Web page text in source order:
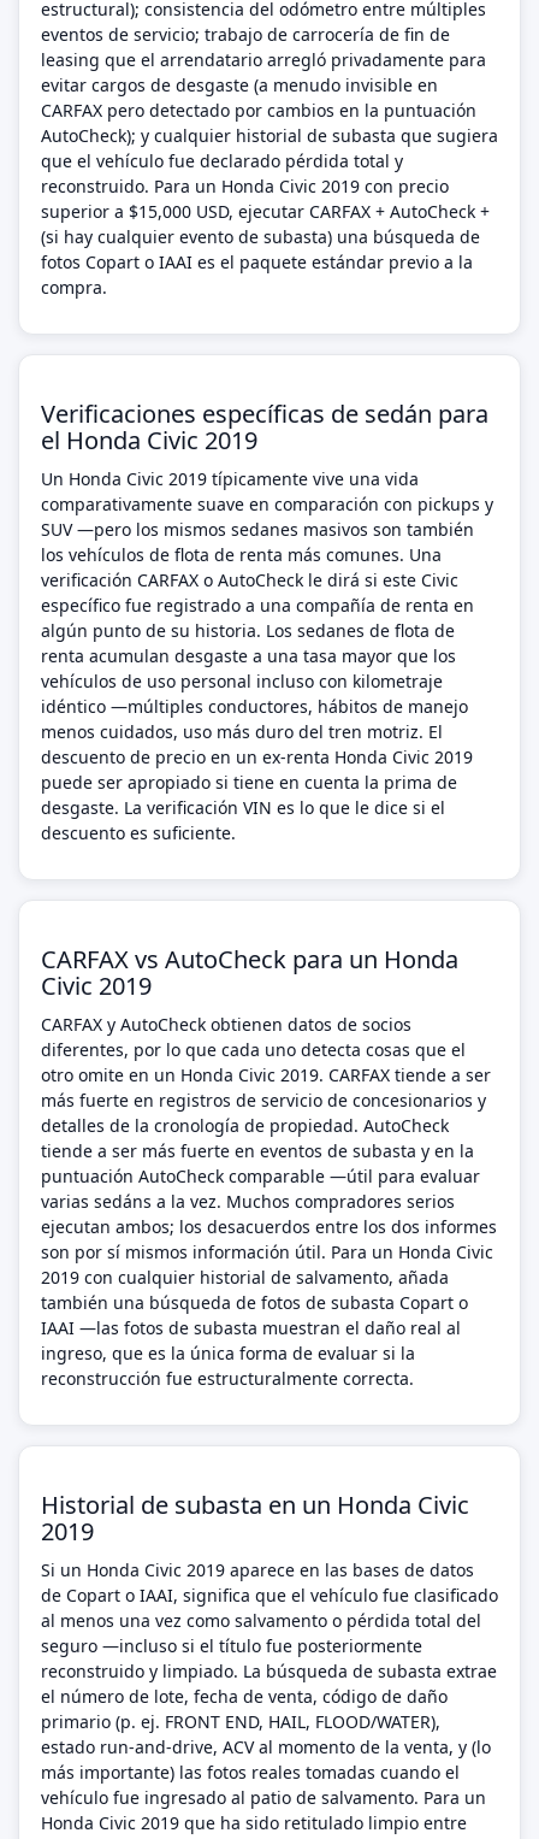
estructural); consistencia del odómetro entre múltiples
eventos de servicio; trabajo de carrocería de fin de
leasing que el arrendatario arregló privadamente para
evitar cargos de desgaste (a menudo invisible en
CARFAX pero detectado por cambios en la puntuación
AutoCheck); y cualquier historial de subasta que sugiera
que el vehículo fue declarado pérdida total y
reconstruido. Para un Honda Civic 2019 con precio
superior a $15,000 USD, ejecutar CARFAX + AutoCheck +
(si hay cualquier evento de subasta) una búsqueda de
fotos Copart o IAAI es el paquete estándar previo a la
compra.
Verificaciones específicas de sedán para
el Honda Civic 2019
Un Honda Civic 2019 típicamente vive una vida
comparativamente suave en comparación con pickups y
SUV —pero los mismos sedanes masivos son también
los vehículos de flota de renta más comunes. Una
verificación CARFAX o AutoCheck le dirá si este Civic
específico fue registrado a una compañía de renta en
algún punto de su historia. Los sedanes de flota de
renta acumulan desgaste a una tasa mayor que los
vehículos de uso personal incluso con kilometraje
idéntico —múltiples conductores, hábitos de manejo
menos cuidados, uso más duro del tren motriz. El
descuento de precio en un ex-renta Honda Civic 2019
puede ser apropiado si tiene en cuenta la prima de
desgaste. La verificación VIN es lo que le dice si el
descuento es suficiente.
CARFAX vs AutoCheck para un Honda
Civic 2019
CARFAX y AutoCheck obtienen datos de socios
diferentes, por lo que cada uno detecta cosas que el
otro omite en un Honda Civic 2019. CARFAX tiende a ser
más fuerte en registros de servicio de concesionarios y
detalles de la cronología de propiedad. AutoCheck
tiende a ser más fuerte en eventos de subasta y en la
puntuación AutoCheck comparable —útil para evaluar
varias sedáns a la vez. Muchos compradores serios
ejecutan ambos; los desacuerdos entre los dos informes
son por sí mismos información útil. Para un Honda Civic
2019 con cualquier historial de salvamento, añada
también una búsqueda de fotos de subasta Copart o
IAAI —las fotos de subasta muestran el daño real al
ingreso, que es la única forma de evaluar si la
reconstrucción fue estructuralmente correcta.
Historial de subasta en un Honda Civic
2019
Si un Honda Civic 2019 aparece en las bases de datos
de Copart o IAAI, significa que el vehículo fue clasificado
al menos una vez como salvamento o pérdida total del
seguro —incluso si el título fue posteriormente
reconstruido y limpiado. La búsqueda de subasta extrae
el número de lote, fecha de venta, código de daño
primario (p. ej. FRONT END, HAIL, FLOOD/WATER),
estado run-and-drive, ACV al momento de la venta, y (lo
más importante) las fotos reales tomadas cuando el
vehículo fue ingresado al patio de salvamento. Para un
Honda Civic 2019 que ha sido retitulado limpio entre